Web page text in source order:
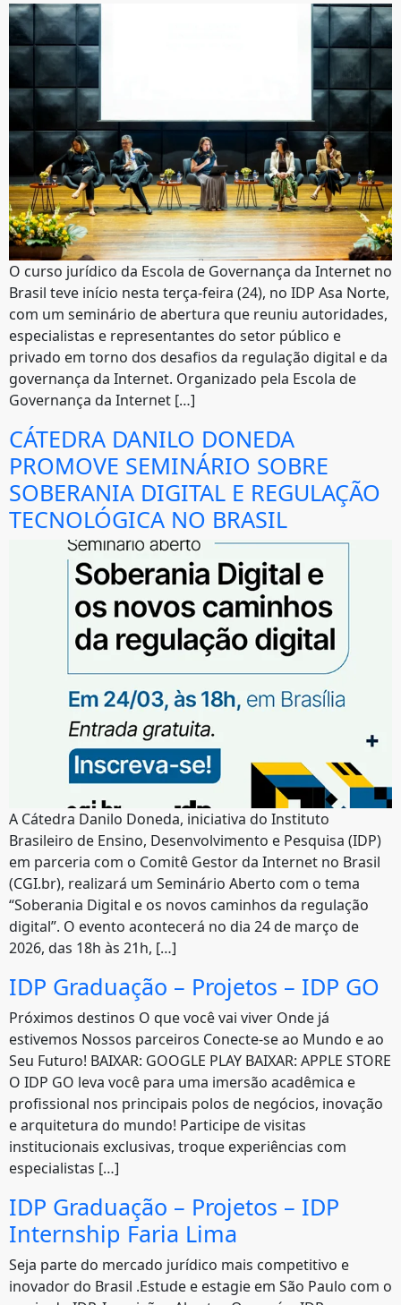
O curso jurídico da Escola de Governança da Internet no
Brasil teve início nesta terça-feira (24), no IDP Asa Norte,
com um seminário de abertura que reuniu autoridades,
especialistas e representantes do setor público e
privado em torno dos desafios da regulação digital e da
governança da Internet. Organizado pela Escola de
Governança da Internet […]
CÁTEDRA DANILO DONEDA
PROMOVE SEMINÁRIO SOBRE
SOBERANIA DIGITAL E REGULAÇÃO
TECNOLÓGICA NO BRASIL
A Cátedra Danilo Doneda, iniciativa do Instituto
Brasileiro de Ensino, Desenvolvimento e Pesquisa (IDP)
em parceria com o Comitê Gestor da Internet no Brasil
(CGI.br), realizará um Seminário Aberto com o tema
“Soberania Digital e os novos caminhos da regulação
digital”. O evento acontecerá no dia 24 de março de
2026, das 18h às 21h, […]
IDP Graduação – Projetos – IDP GO
Próximos destinos O que você vai viver Onde já
estivemos Nossos parceiros Conecte-se ao Mundo e ao
Seu Futuro! BAIXAR: GOOGLE PLAY BAIXAR: APPLE STORE
O IDP GO leva você para uma imersão acadêmica e
profissional nos principais polos de negócios, inovação
e arquitetura do mundo! Participe de visitas
institucionais exclusivas, troque experiências com
especialistas […]
IDP Graduação – Projetos – IDP
Internship Faria Lima
Seja parte do mercado jurídico mais competitivo e
inovador do Brasil .Estude e estagie em São Paulo com o